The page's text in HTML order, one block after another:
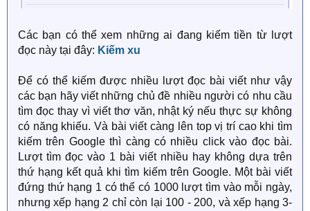
Các bạn có thể xem những ai đang kiếm tiền từ lượt
đọc này tại đây: Kiếm xu
Để có thể kiếm được nhiều lượt đọc bài viết như vậy
các bạn hãy viết những chủ đề nhiều người có nhu cầu
tìm đọc thay vì viết thơ văn, nhật ký nếu thực sự không
có năng khiếu. Và bài viết càng lên top vị trí cao khi tìm
kiếm trên Google thì càng có nhiều click vào đọc bài.
Lượt tìm đọc vào 1 bài viết nhiều hay không dựa trên
thứ hạng kết quả khi tìm kiếm trên Google. Một bài viết
đứng thứ hạng 1 có thể có 1000 lượt tìm vào mỗi ngày,
nhưng xếp hạng 2 chỉ còn lại 100 - 200, và xếp hạng 3-